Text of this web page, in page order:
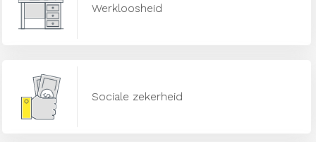
Werkloosheid
Sociale zekerheid